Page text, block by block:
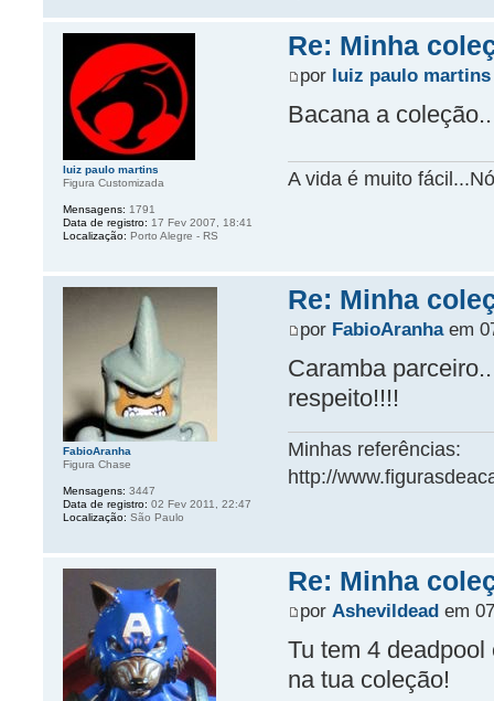
Re: Minha
por luiz paulo martins
Bacana a
A vida é muito
luiz paulo martins
Figura Customizada
Mensagens: 1791
Data de registro: 17 Fev 2007, 18:41
Localização: Porto Alegre - RS
Re: Minha
por FabioAranhaem
Caramba
respeito!!!!
Minhas referências:
http://
FabioAranha
Figura Chase
Mensagens: 3447
Data de registro: 02 Fev 2011, 22:47
Localização: São Paulo
Re: Minha
por Ashevildead em
Tu tem 4
na tua coleção!